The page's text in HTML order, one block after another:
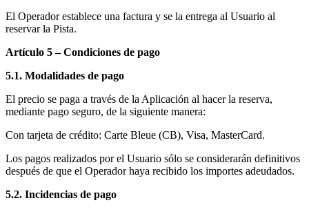
El Operador establece una factura y se la entrega al Usuario al
reservar la Pista.
Artículo 5 – Condiciones de pago
5.1. Modalidades de pago
El precio se paga a través de la Aplicación al hacer la reserva,
mediante pago seguro, de la siguiente manera:
Con tarjeta de crédito: Carte Bleue (CB), Visa, MasterCard.
Los pagos realizados por el Usuario sólo se considerarán definitivos
después de que el Operador haya recibido los importes adeudados.
5.2. Incidencias de pago